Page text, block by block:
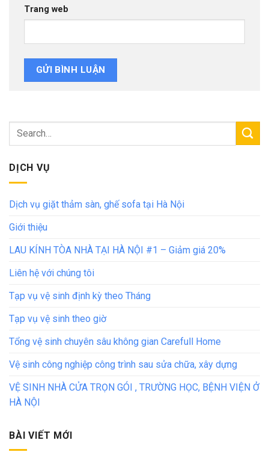
Trang web
DỊCH VỤ
Dịch vụ giặt thảm sàn, ghế sofa tại Hà Nội
Giới thiệu
LAU KÍNH TÒA NHÀ TẠI HÀ NỘI #1 – Giảm giá 20%
Liên hệ với chúng tôi
Tạp vụ vệ sinh định kỳ theo Tháng
Tạp vụ vệ sinh theo giờ
Tổng vệ sinh chuyên sâu không gian Carefull Home
Vệ sinh công nghiệp công trình sau sửa chữa, xây dựng
VỆ SINH NHÀ CỬA TRỌN GÓI , TRƯỜNG HỌC, BỆNH VIỆN Ở
HÀ NỘI
BÀI VIẾT MỚI